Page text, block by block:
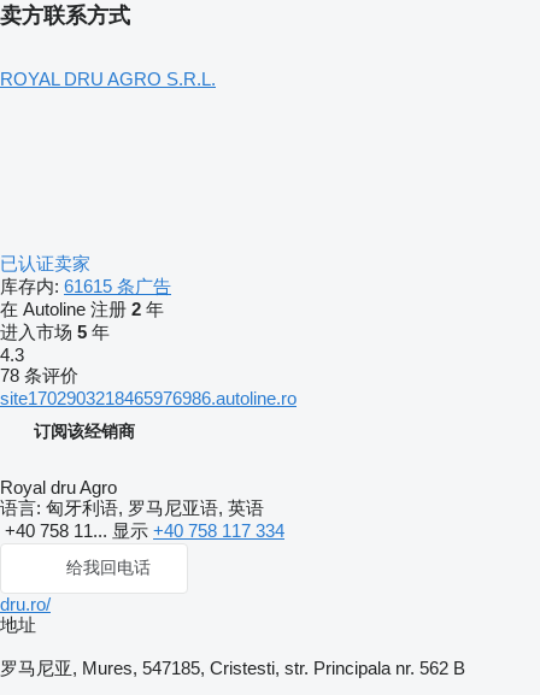
卖方联系方式
ROYAL DRU AGRO S.R.L.
已认证卖家
库存内: 61615 条广告
在 Autoline 注册 2 年
进入市场 5 年
4.3
78 条评价
site1702903218465976986.autoline.ro
订阅该经销商
Royal dru Agro
语言: 匈牙利语, 罗马尼亚语, 英语
+40 758 11... 显示 +40 758 117 334
给我回电话
dru.ro/
地址
罗马尼亚, Mures, 547185, Cristesti, str. Principala nr. 562 B